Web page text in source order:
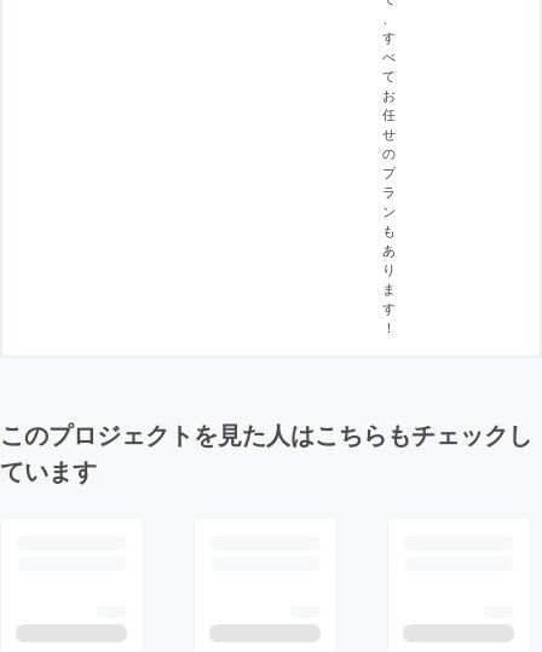
す
べ
て
お
任
せ
の
プ
ラ
ン
も
あ
り
ま
す
！
このプロジェクトを見た人はこちらもチェックし
ています